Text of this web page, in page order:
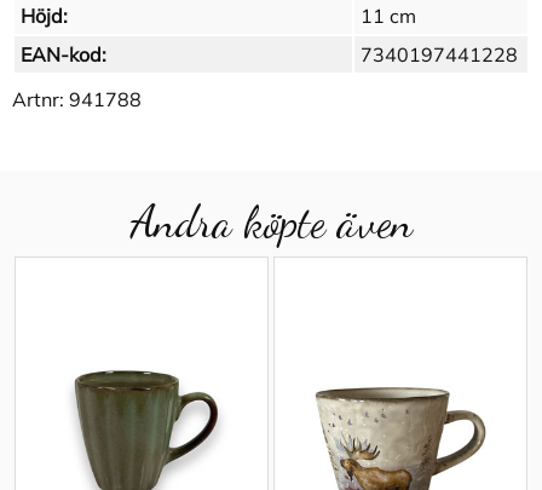
Höjd:
11 cm
EAN-kod:
7340197441228
Artnr: 941788
Andra köpte även